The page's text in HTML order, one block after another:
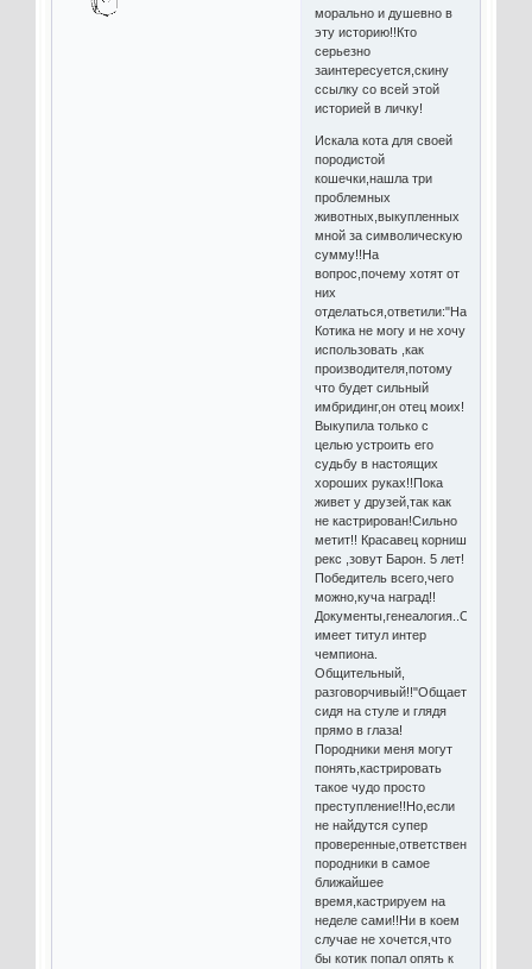
морально и душевно в
эту историю!!Кто
серьезно
заинтересуется,скину
ссылку со всей этой
историей в личку!
Искала кота для своей
породистой
кошечки,нашла три
проблемных
животных,выкупленных
мной за символическую
сумму!!На
вопрос,почему хотят от
них
отделаться,ответили:"Наигралась!"
Котика не могу и не хочу
использовать ,как
производителя,потому
что будет сильный
имбридинг,он отец моих!
Выкупила только с
целью устроить его
судьбу в настоящих
хороших руках!!Пока
живет у друзей,так как
не кастрирован!Сильно
метит!! Красавец корниш
рекс ,зовут Барон. 5 лет!
Победитель всего,чего
можно,куча наград!!
Документы,генеалогия..Он
имеет титул интер
чемпиона.
Общительный,
разговорчивый!!"Общается"
сидя на стуле и глядя
прямо в глаза!
Породники меня могут
понять,кастрировать
такое чудо просто
преступление!!Но,если
не найдутся супер
проверенные,ответственные
породники в самое
ближайшее
время,кастрируем на
неделе сами!!Ни в коем
случае не хочется,что
бы котик попал опять к